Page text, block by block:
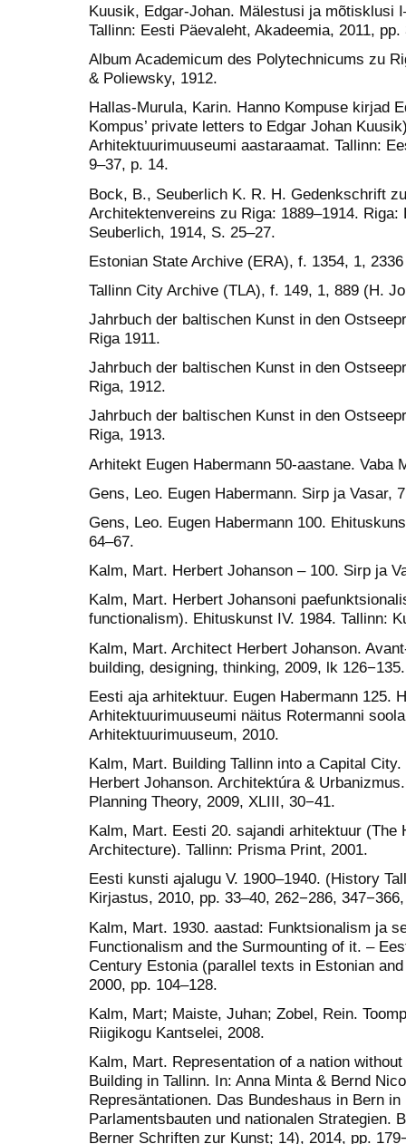
Kuusik, Edgar-Johan. Mälestusi ja mõtisklusi
Tallinn: Eesti Päevaleht, Akadeemia, 2011, pp.
Album Academicum des Polytechnicums zu
& Poliewsky, 1912.
Hallas-Murula, Karin. Hanno Kompuse kirjad
Kompus’ private letters to Edgar Johan
Arhitektuurimuuseumi aastaraamat. Tallinn:
9–37, p. 14.
Bock, B., Seuberlich K. R. H. Gedenkschrift
Architektenvereins zu Riga: 1889–1914.
Seuberlich, 1914, S. 25–27.
Estonian State Archive (ERA), f. 1354, 1,
Tallinn City Archive (TLA), f. 149, 1, 889 (H.
Jahrbuch der baltischen Kunst in den
Riga 1911.
Jahrbuch der baltischen Kunst in den
Riga, 1912.
Jahrbuch der baltischen Kunst in den
Riga, 1913.
Arhitekt Eugen Habermann 50-aastane. Vaba
Gens, Leo. Eugen Habermann. Sirp ja Vasar,
Gens, Leo. Eugen Habermann 100.
64–67.
Kalm, Mart. Herbert Johanson – 100. Sirp ja
Kalm, Mart. Herbert Johansoni
functionalism). Ehituskunst IV. 1984. Tallinn:
Kalm, Mart. Architect Herbert Johanson.
building, designing, thinking, 2009, lk 126−135.
Eesti aja arhitektuur. Eugen Habermann 125.
Arhitektuurimuuseumi näitus Rotermanni
Arhitektuurimuuseum, 2010.
Kalm, Mart. Building Tallinn into a Capital
Herbert Johanson. Architektúra &
Planning Theory, 2009, XLIII, 30−41.
Kalm, Mart. Eesti 20. sajandi arhitektuur (The
Architecture). Tallinn: Prisma Print, 2001.
Eesti kunsti ajalugu V. 1900–1940. (History
Kirjastus, 2010, pp. 33–40, 262−286,
Kalm, Mart. 1930. aastad: Funktsionalism ja
Functionalism and the Surmounting of it. –
Century Estonia (parallel texts in Estonian
2000, pp. 104–128.
Kalm, Mart; Maiste, Juhan; Zobel, Rein.
Riigikogu Kantselei, 2008.
Kalm, Mart. Representation of a nation
Building in Tallinn. In: Anna Minta & Bernd
Represäntationen. Das Bundeshaus in Bern
Parlamentsbauten und nationalen Strategien.
Berner Schriften zur Kunst; 14), 2014, pp.